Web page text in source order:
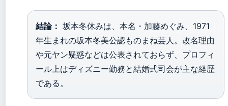
結論： 坂本冬休みは、本名・加藤めぐみ、1971
年生まれの坂本冬美公認ものまね芸人。改名理由
や元ヤン疑惑などは公表されておらず、プロフィ
ール上はディズニー勤務と結婚式司会が主な経歴
である。